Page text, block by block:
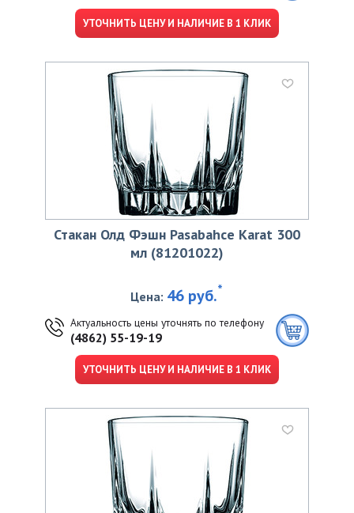
УТОЧНИТЬ ЦЕНУ И НАЛИЧИЕ В 1 КЛИК
Стакан Олд Фэшн Pasabahce Karat 300
мл (81201022)
Цена: 46 руб.*
Актуальность цены уточнять по телефону
(4862) 55-19-19
УТОЧНИТЬ ЦЕНУ И НАЛИЧИЕ В 1 КЛИК